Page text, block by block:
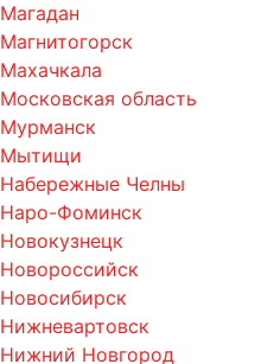
Магадан
Магнитогорск
Махачкала
Московская область
Мурманск
Мытищи
Набережные Челны
Наро-Фоминск
Новокузнецк
Новороссийск
Новосибирск
Нижневартовск
Нижний Новгород